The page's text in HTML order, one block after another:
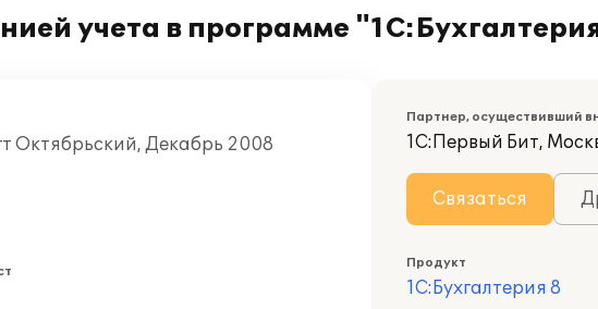
учета в программе
Октябрьский, Декабрь 2008
Партнер, осуществивший
1С:Первый Бит,
Связаться
Продукт
1С:Бухгалтерия 8